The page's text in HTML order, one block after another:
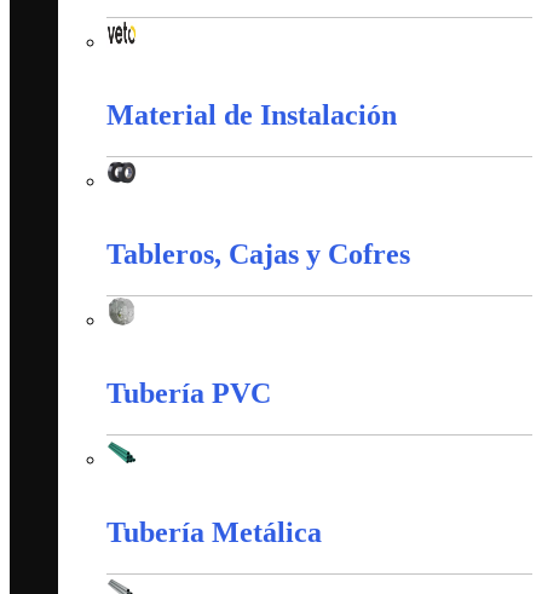
Material de Instalación
Tableros, Cajas y Cofres
Tubería PVC
Tubería Metálica